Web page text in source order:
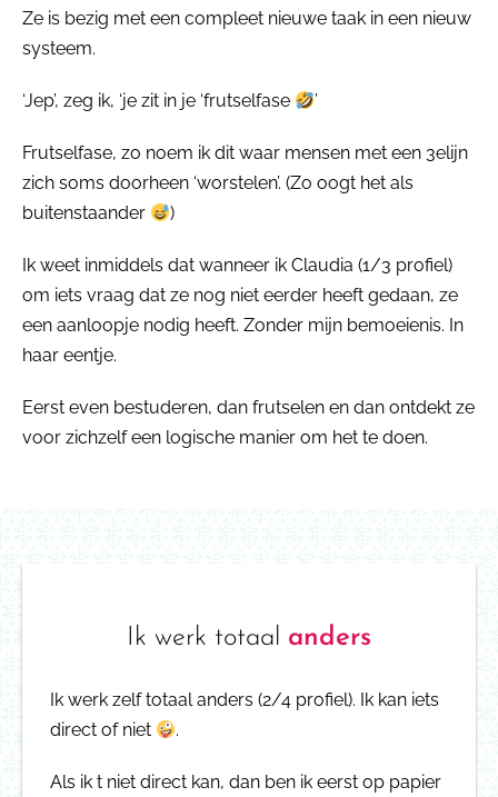
Ze is bezig met een compleet nieuwe taak in een nieuw
systeem.
‘Jep’, zeg ik, ‘je zit in je ‘frutselfase ’
Frutselfase, zo noem ik dit waar mensen met een 3elijn
zich soms doorheen ‘worstelen’. (Zo oogt het als
buitenstaander
)
Ik weet inmiddels dat wanneer ik Claudia (1/3 profiel)
om iets vraag dat ze nog niet eerder heeft gedaan, ze
een aanloopje nodig heeft. Zonder mijn bemoeienis. In
haar eentje.
Eerst even bestuderen, dan frutselen en dan ontdekt ze
voor zichzelf een logische manier om het te doen.
Ik werk totaal anders
Ik werk zelf totaal anders (2/4 profiel). Ik kan iets
direct of niet
.
Als ik t niet direct kan, dan ben ik eerst op papier